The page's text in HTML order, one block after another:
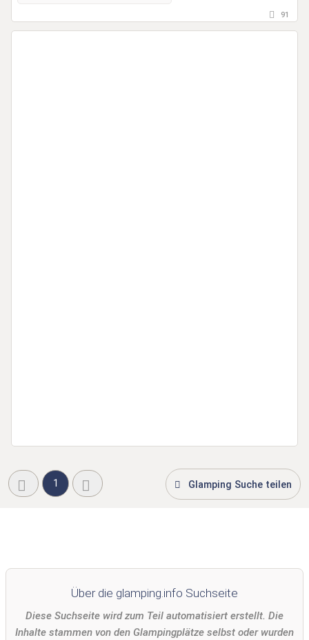
91
1 Glamping Suche teilen
Über die glamping.info Suchseite
Diese Suchseite wird zum Teil automatisiert erstellt. Die
Inhalte stammen von den Glampingplätze selbst oder wurden